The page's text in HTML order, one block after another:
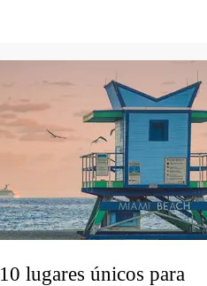
10 lugares únicos para